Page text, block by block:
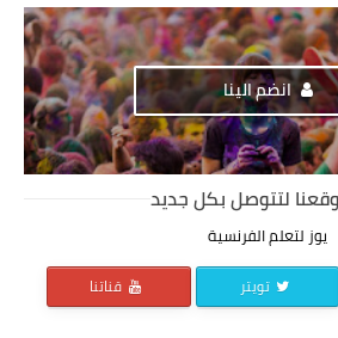
انضم الينا
لتتوصل بكل جديد
يوز لتعلم الفرنسية
تويتر قناتنا